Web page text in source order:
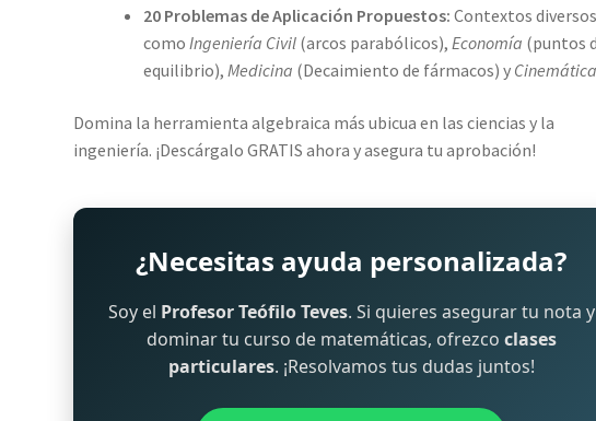
20 Problemas de Aplicación Propuestos: Contextos diversos
como Ingeniería Civil(arcos parabólicos), Economía (puntos
equilibrio), Medicina (Decaimiento de fármacos) y Cinemática
Domina la herramienta algebraica más ubicua en las ciencias y la
ingeniería. ¡Descárgalo GRATIS ahora y asegura tu aprobación!
¿Necesitas ayuda personalizada?
Soy el Profesor Teófilo Teves. Si quieres asegurar tu nota y
dominar tu curso de matemáticas, ofrezco clases
particulares. ¡Resolvamos tus dudas juntos!